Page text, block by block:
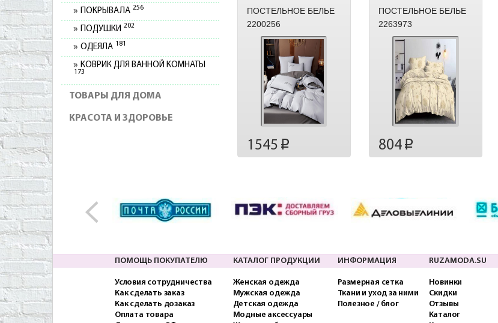
ПОКРЫВАЛА 256
ПОДУШКИ 202
ОДЕЯЛА 181
КОВРИК ДЛЯ ВАННОЙ КОМНАТЫ
173
ТОВАРЫ ДЛЯ ДОМА
КРАСОТА И ЗДОРОВЬЕ
ПОСТЕЛЬНОЕ БЕЛЬЕ
2200256
1545 p
ПОСТЕЛЬНОЕ БЕЛЬЕ
2263973
804p
ПОМОЩЬ ПОКУПАТЕЛЮ
Условия сотрудничества
Как сделать заказ
Как сделать дозаказ
Оплата товара
КАТАЛОГ ПРОДУКЦИИ
Женская одежда
Мужская одежда
Детская одежда
Модные аксессуары
ИНФОРМАЦИЯ
Размерная сетка
Ткани и уход за ними
Полезное / блог
RUZAMODA.SU
Новинки
Скидки
Отзывы
Каталог